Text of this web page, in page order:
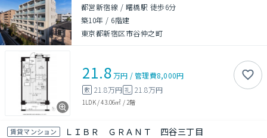
都営新宿線 / 曙橋駅 徒歩6分
築10年 / 6階建
東京都新宿区市谷仲之町
21.8万円 /管理費8,000円
敷 21.8万円 礼 21.8万円
1LDK/43.06㎡ / 2階
賃貸マンション ＬＩＢＲ ＧＲＡＮＴ 四谷三丁目